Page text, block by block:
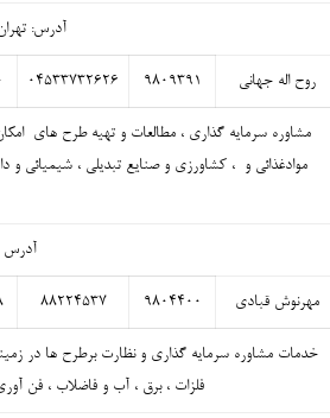
آدرس: تهران
روح اله جهانی ۹۸۰۹۳۹۱ ۰۴۵۳۳۷۳۲۶۲۶
مشاوره سرمایه گذاری ، مطالعات و تهیه طرح های
موادغذائی و ، کشاورزی و صنایع تبدیلی ، شیمیائی و
آدرس :
مهرنوش قبادی ۹۸۰۴۴۰۰ ۸۸۲۲۴۵۳۷
خدمات مشاوره سرمایه گذاری و نظارت برطرح ها در
فلزات ، برق ، آب و فاضلاب ، فن